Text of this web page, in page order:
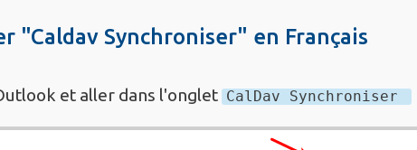
"Caldav Synchroniser" en Français
et aller dans l'onglet CalDav Synchroniser